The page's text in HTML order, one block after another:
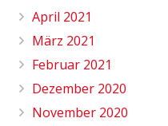
April 2021
März 2021
Februar 2021
Dezember 2020
November 2020